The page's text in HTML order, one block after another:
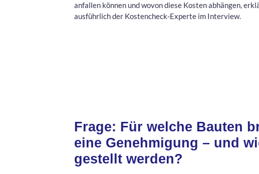
anfallen können und wovon diese Kosten abhängen,
ausführlich der Kostencheck-Experte im Interview.
Frage: Für welche Bauten
eine Genehmigung – und
gestellt werden?